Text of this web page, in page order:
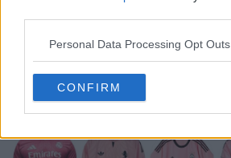
Personal Data Processing Opt Outs
CONFIRM
Partager